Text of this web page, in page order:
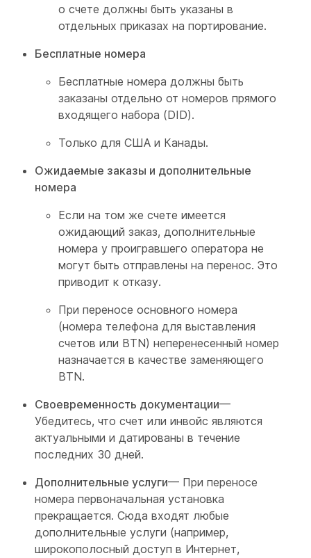
о счете должны быть указаны в
отдельных приказах на портирование.
Бесплатные номера
Бесплатные номера должны быть
заказаны отдельно от номеров прямого
входящего набора (DID).
Только для США и Канады.
Ожидаемые заказы и дополнительные
номера
Если на том же счете имеется
ожидающий заказ, дополнительные
номера у проигравшего оператора не
могут быть отправлены на перенос. Это
приводит к отказу.
При переносе основного номера
(номера телефона для выставления
счетов или BTN) неперенесенный номер
назначается в качестве заменяющего
BTN.
Своевременность документации—
Убедитесь, что счет или инвойс являются
актуальными и датированы в течение
последних 30 дней.
Дополнительные услуги— При переносе
номера первоначальная установка
прекращается. Сюда входят любые
дополнительные услуги (например,
широкополосный доступ в Интернет,